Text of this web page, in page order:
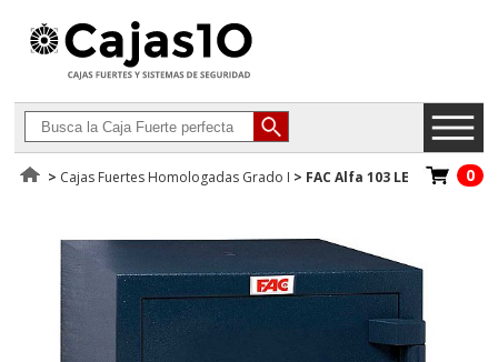
> Cajas Fuertes Homologadas Grado I > FAC Alfa 103 LE 0